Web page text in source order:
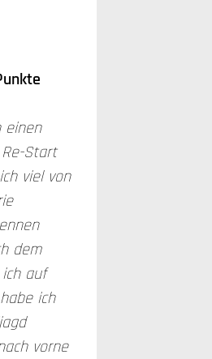
einen
Start
viel von
dem
auf
ich
vorne